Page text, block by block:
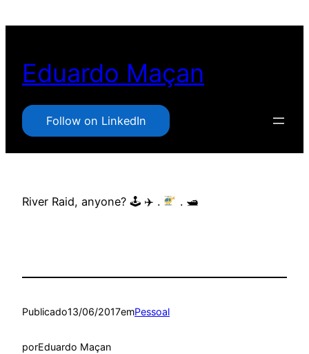
conteúdo
Eduardo Maçan
Follow on LinkedIn
River Raid, anyone? 🕹 ✈ . . 🛥
Publicado13/06/2017emPessoal
porEduardo Maçan